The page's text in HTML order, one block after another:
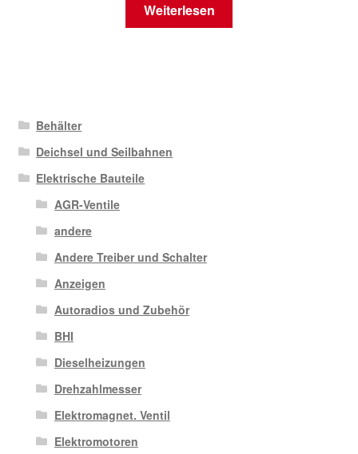
Weiterlesen
Behälter
Deichsel und Seilbahnen
Elektrische Bauteile
AGR-Ventile
andere
Andere Treiber und Schalter
Anzeigen
Autoradios und Zubehör
BHI
Dieselheizungen
Drehzahlmesser
Elektromagnet. Ventil
Elektromotoren